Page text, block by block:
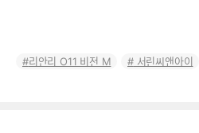
리안리 O11 비전 M 서린씨앤아이